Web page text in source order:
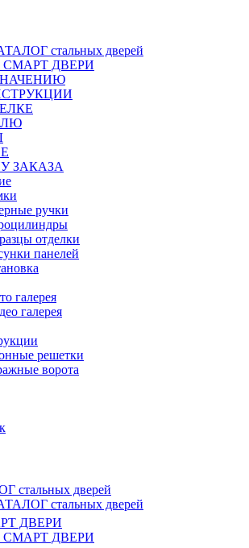
стальных дверей
ДВЕРИ
ЗАКАЗА
ручки
отделки
панелей
галерея
галерея
решетки
ворота
стальных дверей
стальных дверей
ДВЕРИ
ДВЕРИ